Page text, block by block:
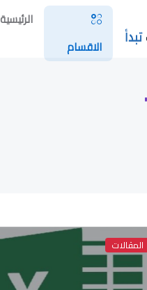
الاقسام
الرئيسية
المقالات